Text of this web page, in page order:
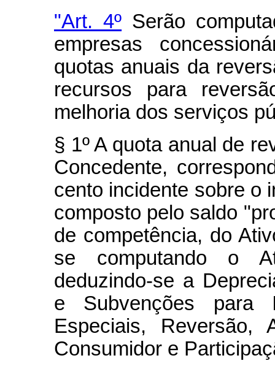
"Art. 4º Serão
empresas
quotas anuais da
recursos para
melhoria dos serviços
§ 1º A quota anual de
Concedente,
cento incidente sobre o
composto pelo saldo
de competência, do
se computando o
deduzindo-se a
e Subvenções para
Especiais, Reversão,
Consumidor e